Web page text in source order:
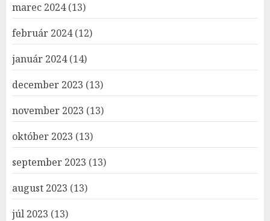
marec 2024(13)
február 2024(12)
január 2024(14)
december 2023 (13)
november 2023 (13)
október 2023 (13)
september 2023 (13)
august 2023 (13)
júl 2023 (13)